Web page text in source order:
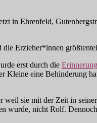
in Ehrenfeld,
Erzieher*innen
erst durch die
Kleine eine Behinderung
sie mit der Zeit in
wurde, nicht Rolf.